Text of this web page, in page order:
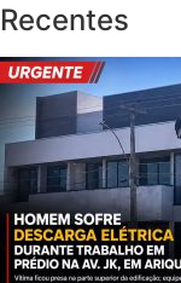
Recentes